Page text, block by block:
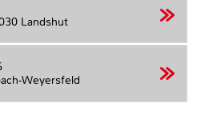
Landshut
Weyersfeld